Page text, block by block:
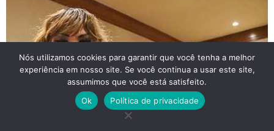
Nós utilizamos cookies para garantir que você tenha a melhor
experiência em nosso site. Se você continua a usar este site,
assumimos que você está satisfeito.
Ok
Política de privacidade